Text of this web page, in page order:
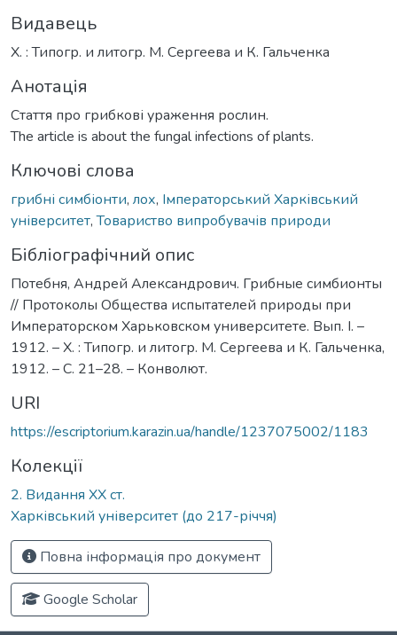
Видавець
Х. : Типогр. и литогр. М. Сергеева и К. Гальченка
Анотація
Стаття про грибкові ураження рослин.
The article is about the fungal infections of plants.
Ключові слова
грибні симбіонти, лох, Імператорський Харківський
університет,Товариство випробувачів природи
Бібліографічний опис
Потебня, Андрей Александрович. Грибные симбионты
// Протоколы Общества испытателей природы при
Императорском Харьковском университете. Вып. I. –
1912. – Х. : Типогр. и литогр. М. Сергеева и К. Гальченка,
1912. – С. 21–28. – Конволют.
URI
https://escriptorium.karazin.ua/handle/1237075002/1183
Колекції
2. Видання ХХ ст.
Харківський університет (до 217-річчя)
Повна інформація про документ
Google Scholar